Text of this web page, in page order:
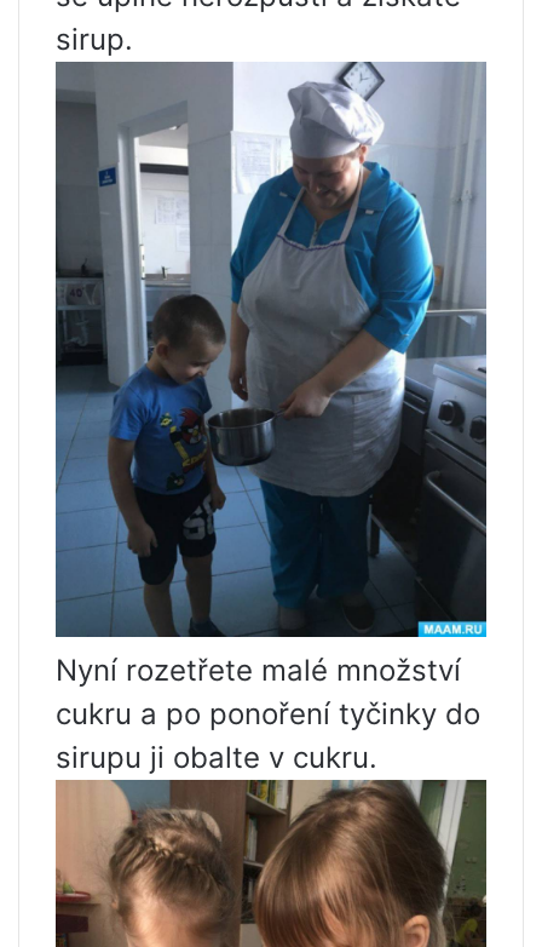
sirup.
Nyní rozetřete malé množství
cukru a po ponoření tyčinky do
sirupu ji obalte v cukru.